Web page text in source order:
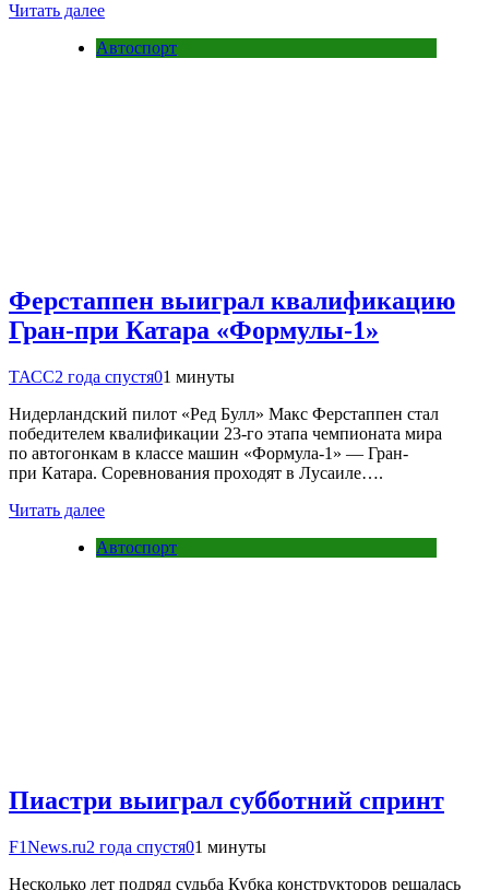
Читать далее
Автоспорт
Ферстаппен выиграл квалификацию
Гран-при Катара «Формулы-1»
ТАСС2 года спустя01 минуты
Нидерландский пилот «Ред Булл» Макс Ферстаппен стал
победителем квалификации 23-го этапа чемпионата мира
по автогонкам в классе машин «Формула-1» — Гран-
при Катара. Соревнования проходят в Лусаиле….
Читать далее
Автоспорт
Пиастри выиграл субботний спринт
F1News.ru2 года спустя01 минуты
Несколько лет подряд судьба Кубка конструкторов решалась